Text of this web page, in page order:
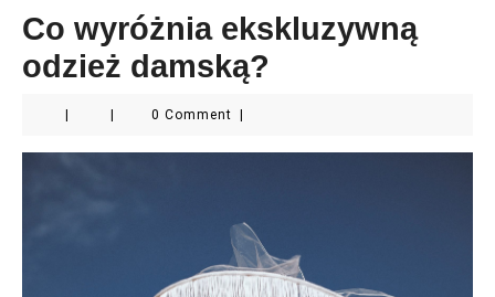
Co wyróżnia ekskluzywną
odzież damską?
0 Comment